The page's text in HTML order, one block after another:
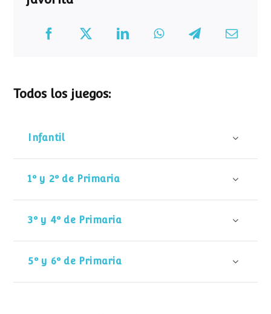
Todos los juegos:
Infantil
1º y 2º de Primaria
3º y 4º de Primaria
5º y 6º de Primaria